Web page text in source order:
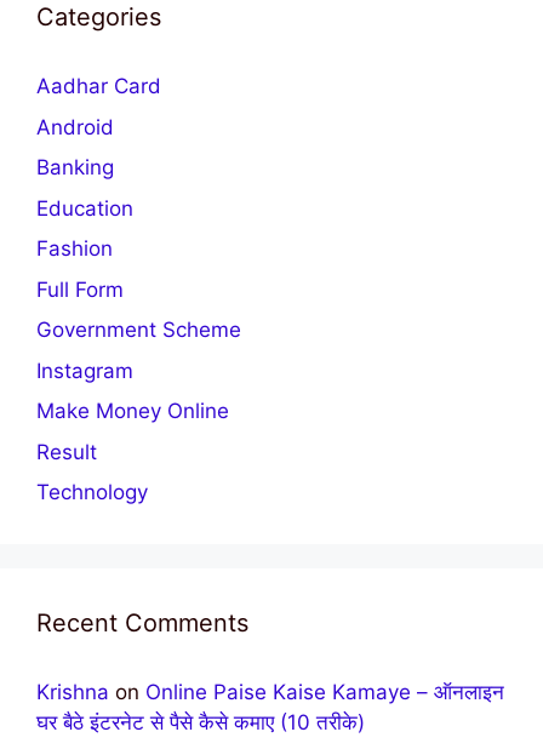
Categories
Aadhar Card
Android
Banking
Education
Fashion
Full Form
Government Scheme
Instagram
Make Money Online
Result
Technology
Recent Comments
Krishna on Online Paise Kaise Kamaye – ऑनलाइन
घर बैठे इंटरनेट से पैसे कैसे कमाए (10 तरीके)